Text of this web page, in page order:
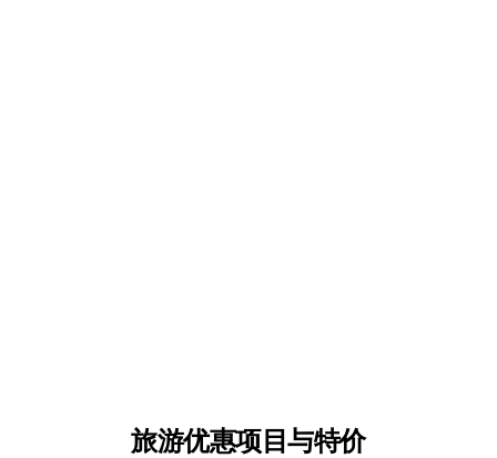
旅游优惠项目与特价